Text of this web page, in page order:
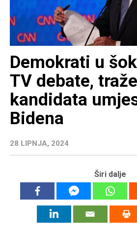
Demokrati u
TV debate,
kandidata
Bidena
28 LIPNJA, 2024
Širi dalje